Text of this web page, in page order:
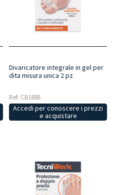
Divaricatore integrale in gel per
dita misura unica 2 pz
Ref: CB188B
Accedi per conoscere i prezzi
e acquistare